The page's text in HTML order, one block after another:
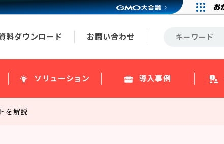
料ダウンロード お問い合わせ
ソリューション 導入事例
を解説